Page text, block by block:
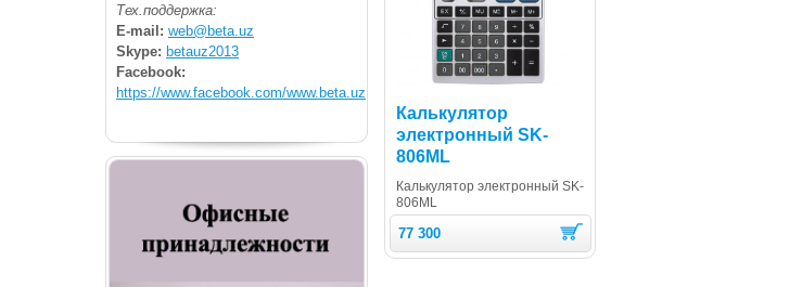
Тех.поддержка:
E-mail: web@beta.uz
Skype: betauz2013
Facebook:
https://www.facebook.com/www.beta.uz
Калькулятор
электронный SK-
806ML
Калькулятор электронный SK-
806ML
77 300